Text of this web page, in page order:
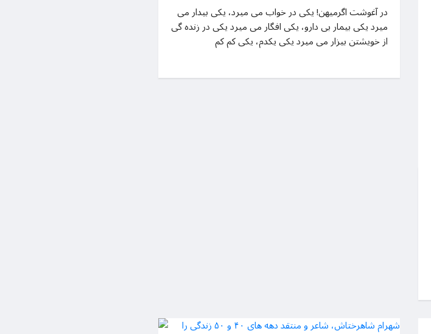
میرد یکی بیمار بی دارو، یکی افگار می میرد یکی در زنده گی
از خویشتن بیزار می میرد یکی یکدم، یکی کم کم